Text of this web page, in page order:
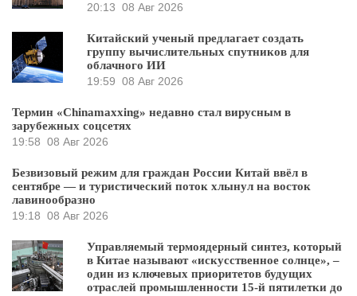
20:13 08 Авг 2026
Китайский ученый предлагает создать
группу вычислительных спутников для
облачного ИИ
19:59 08 Авг 2026
Термин «Chinamaxxing» недавно стал вирусным в
зарубежных соцсетях
19:58 08 Авг 2026
Безвизовый режим для граждан России Китай ввёл в
сентябре — и туристический поток хлынул на восток
лавинообразно
19:18 08 Авг 2026
Управляемый термоядерный синтез, который
в Китае называют «искусственное солнце», –
один из ключевых приоритетов будущих
отраслей промышленности 15-й пятилетки до